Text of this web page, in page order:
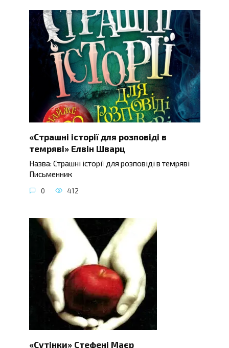
«Страшні історії для розповіді в
темряві» Елвін Шварц
Назва: Страшні історії для розповіді в темряві
Письменник
0 412
«Сутінки» Стефені Маєр